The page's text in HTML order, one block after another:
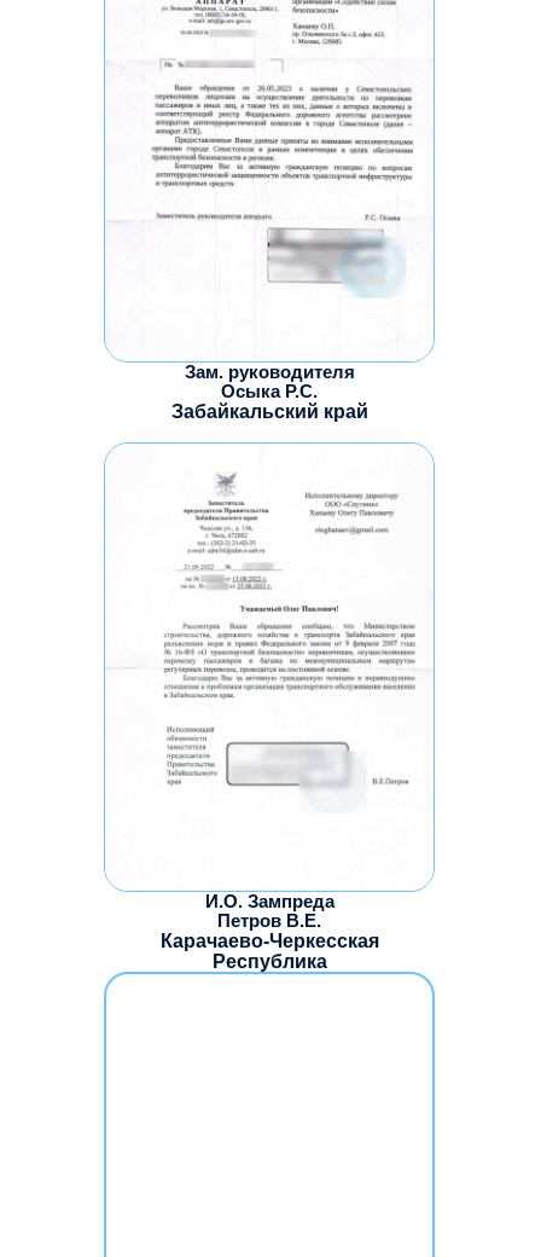
Зам. руководителя
Осыка Р.С.
Забайкальский край
И.О. Зампреда
Петров В.Е.
Карачаево-Черкесская
Республика